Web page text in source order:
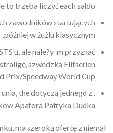
to trzeba liczyć each saldo.
zawodników startujących
później w żużlu klasycznym.
ale nale?y im przyznać
szwedzką Elitserien
Prix/Speedway World Cup.
the dotyczą jednego z .
Apatora Patryka Dudka.
ma szeroką ofertę z niemal